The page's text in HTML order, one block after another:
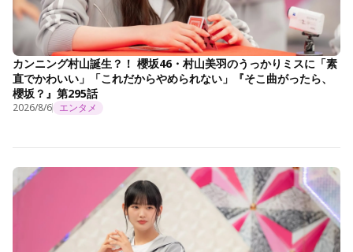
カンニング村山誕生？！ 櫻坂46・村山美羽のうっかりミスに「素
直でかわいい」「これだからやめられない」『そこ曲がったら、
櫻坂？』第295話
2026/8/6 エンタメ